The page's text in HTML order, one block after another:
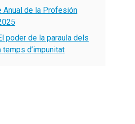
Anual de la Profesión
poder de la paraula dels
d’impunitat